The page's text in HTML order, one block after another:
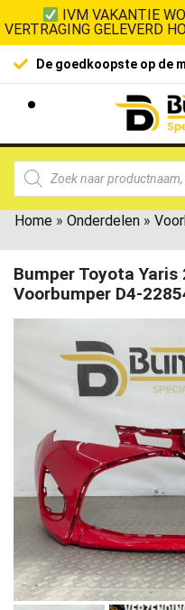
IVM VAKANTIE
VERTRAGING GELEVERD
De goedkoopste op de
Home » Onderdelen »
Bumper Toyota Yaris
Voorbumper D4-